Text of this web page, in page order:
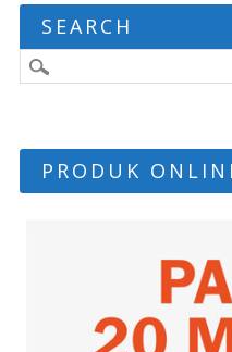
SEARCH
PRODUK